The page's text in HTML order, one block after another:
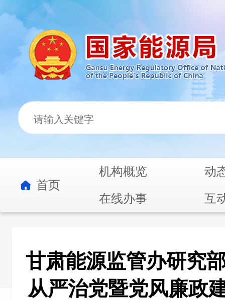
首页
机构概览
动
在线办事
互
甘肃能源监管办研究
从严治党暨党风廉政